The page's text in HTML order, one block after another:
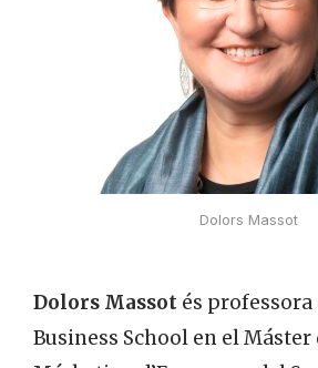
Dolors Massot
Dolors Massot és professora
Business School en el Máster